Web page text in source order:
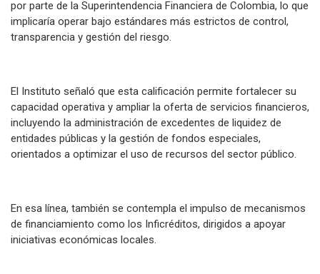
por parte de la Superintendencia Financiera de Colombia, lo que
implicaría operar bajo estándares más estrictos de control,
transparencia y gestión del riesgo.
El Instituto señaló que esta calificación permite fortalecer su
capacidad operativa y ampliar la oferta de servicios financieros,
incluyendo la administración de excedentes de liquidez de
entidades públicas y la gestión de fondos especiales,
orientados a optimizar el uso de recursos del sector público.
En esa línea, también se contempla el impulso de mecanismos
de financiamiento como los Inficréditos, dirigidos a apoyar
iniciativas económicas locales.